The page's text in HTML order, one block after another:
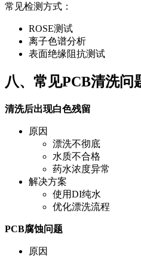
常见检测方式：
ROSE测试
离子色谱分析
表面绝缘阻抗测试
八、常见PCB清洗问
清洗后出现白色残留
原因
漂洗不彻底
水质不合格
药水浓度异常
解决方案
使用DI纯水
优化漂洗流程
PCB腐蚀问题
原因